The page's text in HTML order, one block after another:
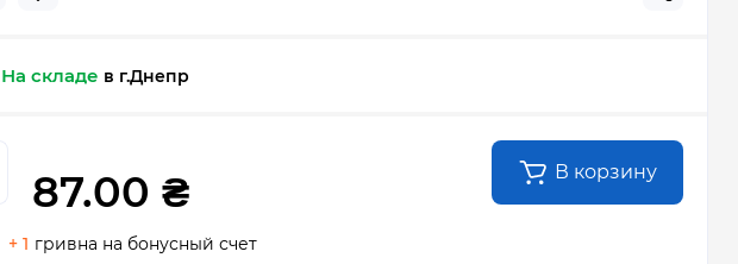
На складе в г.Днепр
87.00 ₴ В корзину
+ 1 гривна на бонусный счет